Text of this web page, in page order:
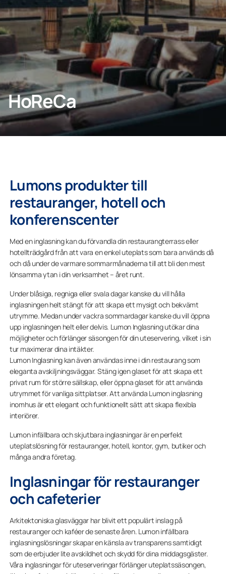
Privatperson
Lumonkoncernen
Kontakta oss
KONTAKTA OSS
HoReCa
Lumons produkter till
restauranger, hotell och
konferenscenter
Med en inglasning kan du förvandla din restaurangterrass eller
hotellträdgård från att vara en enkel uteplats som bara används då
och då under de varmare sommarmånaderna till att bli den mest
lönsamma ytan i din verksamhet – året runt.
Under blåsiga, regniga eller svala dagar kanske du vill hålla
inglasningen helt stängt för att skapa ett mysigt och bekvämt
utrymme. Medan under vackra sommardagar kanske du vill öppna
upp inglasningen helt eller delvis. Lumon Inglasning utökar dina
möjligheter och förlänger säsongen för din uteservering, vilket i sin
tur maximerar dina intäkter.
Lumon Inglasning kan även användas inne i din restaurang som
eleganta avskiljningsväggar. Stäng igen glaset för att skapa ett
privat rum för större sällskap, eller öppna glaset för att använda
utrymmet för vanliga sittplatser. Att använda Lumon inglasning
inomhus är ett elegant och funktionellt sätt att skapa flexibla
interiörer.
Lumon infällbara och skjutbara inglasningar är en perfekt
uteplatslösning för restauranger, hotell, kontor, gym, butiker och
många andra företag.
Inglasningar för restauranger
och cafeterier
Arkitektoniska glasväggar har blivit ett populärt inslag på
restauranger och kaféer de senaste åren. Lumon infällbara
inglasningslösningar skapar en känsla av transparens samtidigt
som de erbjuder lite avskildhet och skydd för dina middagsgäster.
Våra inglasningar för uteserveringar förlänger uteplatssäsongen,